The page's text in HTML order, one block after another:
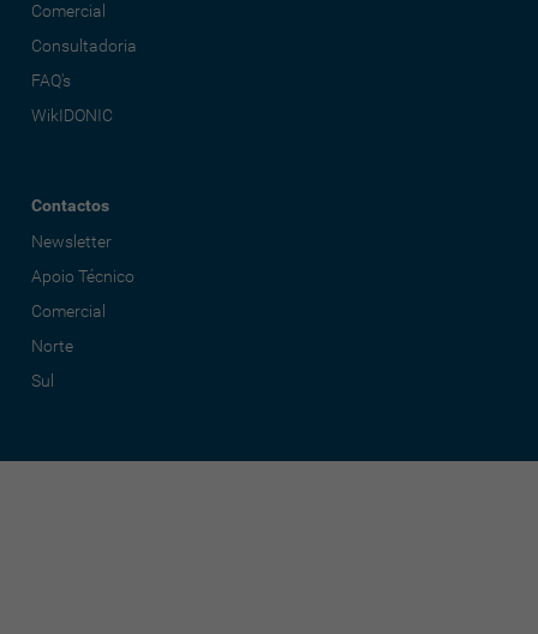
Comercial
Consultadoria
FAQ's
WikIDONIC
Contactos
Newsletter
Apoio Técnico
Comercial
Norte
Sul